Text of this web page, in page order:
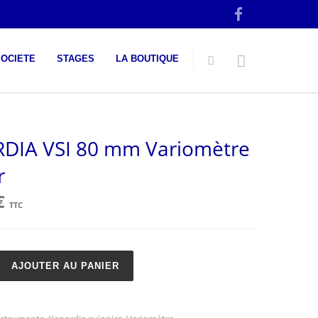
STAGES LA BOUTIQUE
VSI 80 mm Variomètre
TTC
AJOUTER AU PANIER